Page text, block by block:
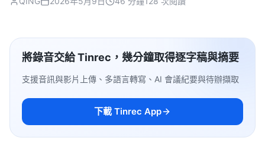
將錄音交給 Tinrec，幾分鐘取得逐字稿與摘要
支援音訊與影片上傳、多語言轉寫、AI 會議紀要與待辦擷取
下載 Tinrec App